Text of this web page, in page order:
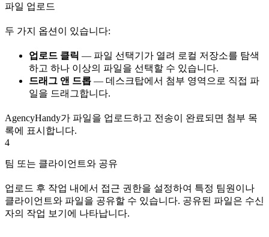
파일 업로드
두 가지 옵션이 있습니다:
업로드 클릭 — 파일 선택기가 열려 로컬 저장소를 탐색
하고 하나 이상의 파일을 선택할 수 있습니다.
드래그 앤 드롭 — 데스크탑에서 첨부 영역으로 직접 파
일을 드래그합니다.
AgencyHandy가 파일을 업로드하고 전송이 완료되면 첨부 목
록에 표시합니다.
4
팀 또는 클라이언트와 공유
업로드 후 작업 내에서 접근 권한을 설정하여 특정 팀원이나
클라이언트와 파일을 공유할 수 있습니다. 공유된 파일은 수신
자의 작업 보기에 나타납니다.